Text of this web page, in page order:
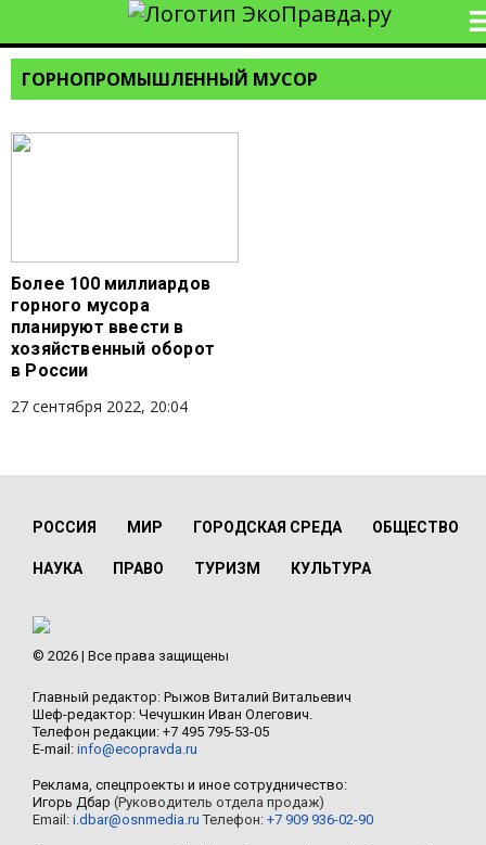
ГОРНОПРОМЫШЛЕННЫЙ МУСОР
Более 100 миллиардов
горного мусора
планируют ввести в
хозяйственный оборот
в России
27 сентября 2022, 20:04
РОССИЯ МИР ГОРОДСКАЯ СРЕДА ОБЩЕСТВО
НАУКА ПРАВО ТУРИЗМ КУЛЬТУРА
© 2026 | Все права защищены
Главный редактор: Рыжов Виталий Витальевич
Шеф-редактор: Чечушкин Иван Олегович.
Телефон редакции: +7 495 795-53-05
E-mail: info@ecopravda.ru
Реклама, спецпроекты и иное сотрудничество:
Игорь Дбар (Руководитель отдела продаж)
Email: i.dbar@osnmedia.ru Телефон: +7 909 936-02-90